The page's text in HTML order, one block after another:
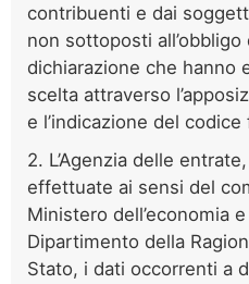
contribuenti e dai
non sottoposti
dichiarazione che hanno
scelta attraverso
e l’indicazione del
2. L’Agenzia delle
effettuate ai sensi del
Ministero dell’economia
Dipartimento della
Stato, i dati occorrenti a